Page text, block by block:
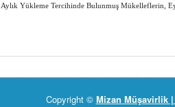
Aylık Yükleme Tercihinde Bulunmuş Mükelleflerin,
Copyright © Mizan Müşavirlik